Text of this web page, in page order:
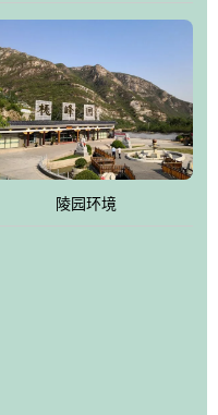
依山就势，排列井然。福
术在这里升华，军魂苑铭
辉煌的戎马生涯，尽显人生
里演绎着生命的永恒和再现;
哀情及无尽孝意...
建一座革命烈士陵园，无
平区党员及各所学校的爱
陵园环境